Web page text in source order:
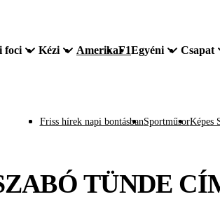
foci Kézi AmerikaF1Egyéni Csapat
Friss hírek napi bontásbanSportműsorKépes
TÜNDE